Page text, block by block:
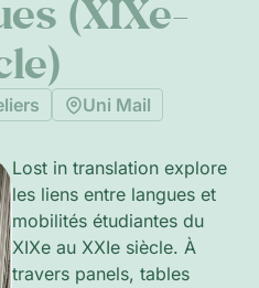
(XIXe-
Uni Mail
Lost in translation explore
les liens entre langues et
mobilités étudiantes du
XIXe au XXIe siècle. À
travers panels, tables